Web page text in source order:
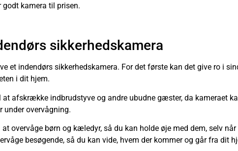
godt kamera til prisen.
sikkerhedskamera
et indendørs sikkerhedskamera. For det første kan det give ro i
i dit hjem.
at afskrække indbrudstyve og andre ubudne gæster, da kameraet
under overvågning.
overvåge børn og kæledyr, så du kan holde øje med dem, selv
besøgende, så du kan vide, hvem der kommer og går fra dit